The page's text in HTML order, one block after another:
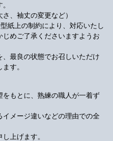
、袖丈の変更など）
紙上の制約により、対応いたし
めご了承くださいますようお
最良の状態でお召しいただけ
す。
もとに、熟練の職人が一着ず
メージ違いなどの理由での全
上げます。